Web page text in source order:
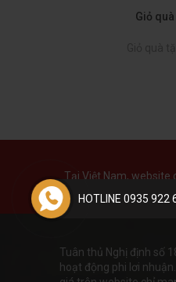
Giỏ
Tại Việt Nam, website
Tuân thủ Nghị định số
hoạt động phi lơi
HOTLINE 0935 922